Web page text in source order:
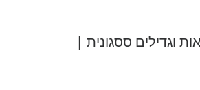
וגדילים ססגונית |